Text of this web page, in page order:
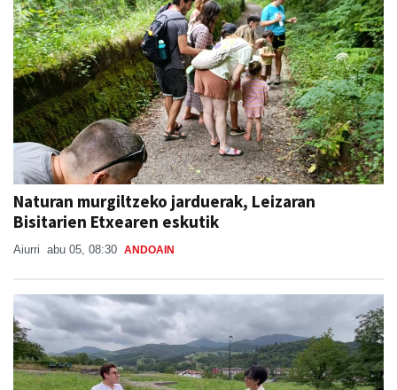
Naturan murgiltzeko jarduerak, Leizaran
Bisitarien Etxearen eskutik
Aiurri abu 05, 08:30 ANDOAIN